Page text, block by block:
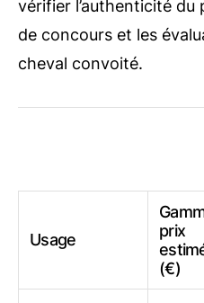
vérifier l’authenticité du
de concours et les
cheval convoité.
Usage
prix
(€)